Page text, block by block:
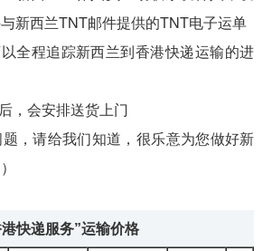
新西兰TNT邮件提供的TNT电子运单
全程追踪新西兰到香港快递运输的进
，会安排送货上门
题，请给我们知道，很乐意为您做好新
快递服务”运输价格